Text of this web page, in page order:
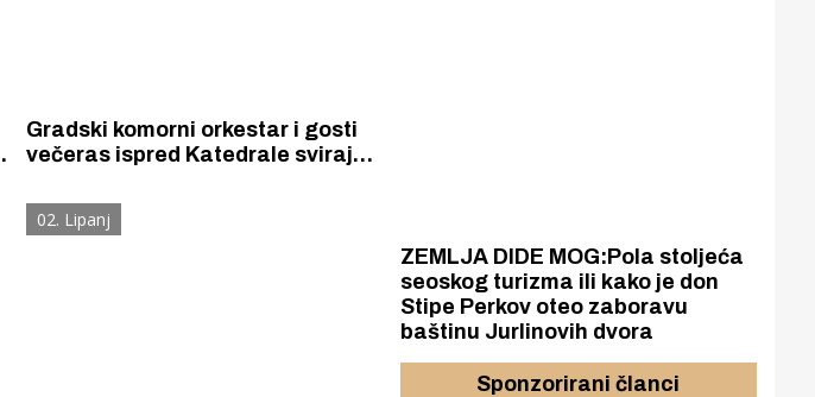
Gradski komorni orkestar i gosti
večeras ispred Katedrale sviraju i
02. Lipanj
ZEMLJA DIDE MOG:Pola stoljeća
seoskog turizma ili kako je don
Stipe Perkov oteo zaboravu
baštinu Jurlinovih dvora
Sponzorirani članci